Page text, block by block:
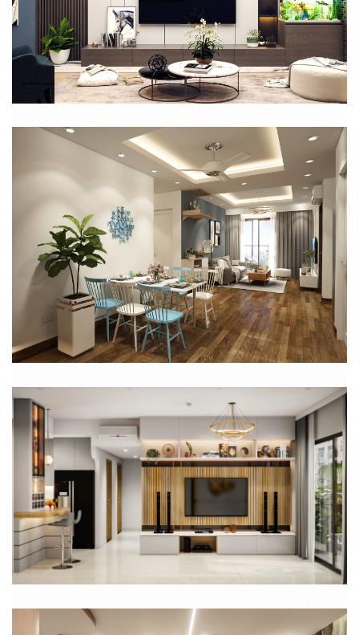
CĂN HỘ PHONG CÁCH HIỆN ĐẠI 2 PHÒNG NGỦ
NỘI THẤT CĂN HỘ 3 PHÒNG NGỦ PHONG CÁCH HIỆN ĐẠI
THIẾT KẾ THI CÔNG NỘI THẤT TRỌN GÓI CĂN HỘ AVENUE QUẬN
2